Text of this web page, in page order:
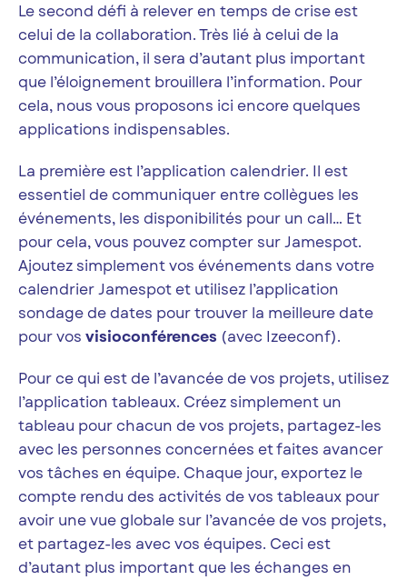
Le second défi à relever en temps de crise est
celui de la collaboration. Très lié à celui de la
communication, il sera d’autant plus important
que l’éloignement brouillera l’information. Pour
cela, nous vous proposons ici encore quelques
applications indispensables.
La première est l’application calendrier. Il est
essentiel de communiquer entre collègues les
événements, les disponibilités pour un call… Et
pour cela, vous pouvez compter sur Jamespot.
Ajoutez simplement vos événements dans votre
calendrier Jamespot et utilisez l’application
sondage de dates pour trouver la meilleure date
pour vos visioconférences (avec Izeeconf).
Pour ce qui est de l’avancée de vos projets, utilisez
l’application tableaux. Créez simplement un
tableau pour chacun de vos projets, partagez-les
avec les personnes concernées et faites avancer
vos tâches en équipe. Chaque jour, exportez le
compte rendu des activités de vos tableaux pour
avoir une vue globale sur l’avancée de vos projets,
et partagez-les avec vos équipes. Ceci est
d’autant plus important que les échanges en